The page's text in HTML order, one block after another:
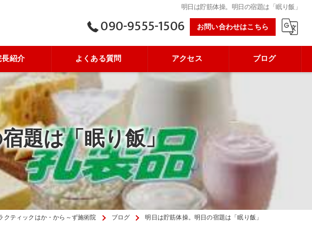
明日は貯筋体操。明日の宿題は「眠り飯」
090-9555-1506 お問い合わせはこちら
紹介 よくある質問 アクセス ブログ
題は「眠り飯」
クティックはか・から～ず施術院 ブログ 明日は貯筋体操。明日の宿題は「眠り飯」